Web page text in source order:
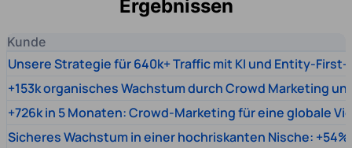
Ergebnissen
Kunde
Unsere Strategie für 640k+ Traffic mit KI und Entity-
+153k organisches Wachstum durch Crowd Marketing
+726k in 5 Monaten: Crowd-Marketing für eine globale
Sicheres Wachstum in einer hochriskanten Nische: